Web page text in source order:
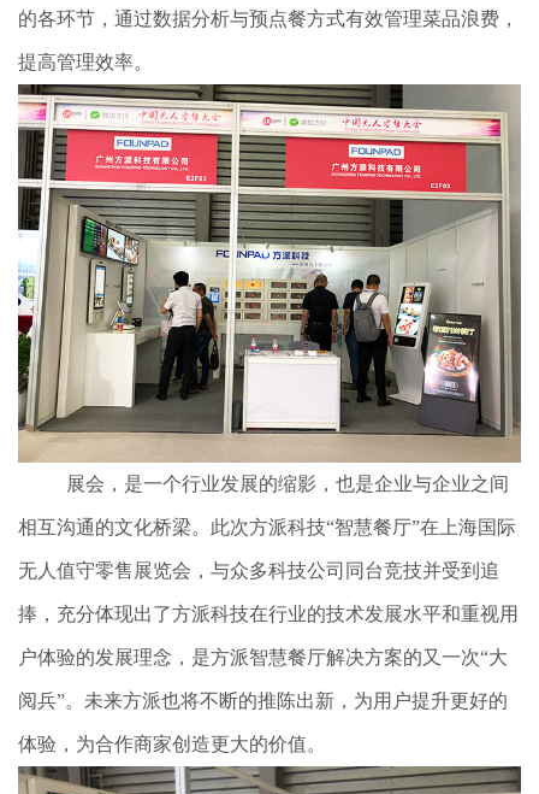
的各环节，通过数据分析与预点餐方式有效管理菜品浪费，
提高管理效率。
展会，是一个行业发展的缩影，也是企业与企业之间
相互沟通的文化桥梁。此次方派科技“智慧餐厅”在上海国际
无人值守零售展览会，与众多科技公司同台竞技并受到追
捧，充分体现出了方派科技在行业的技术发展水平和重视用
户体验的发展理念，是方派智慧餐厅解决方案的又一次“大
阅兵”。未来方派也将不断的推陈出新，为用户提升更好的
体验，为合作商家创造更大的价值。